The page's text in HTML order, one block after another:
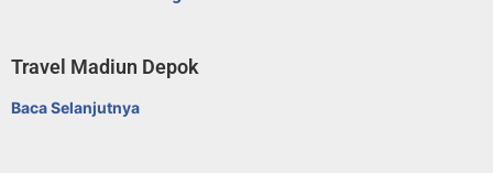
Travel Madiun Depok
Baca Selanjutnya